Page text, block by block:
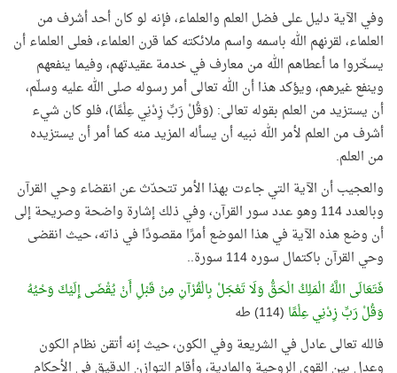
وفي الآية دليل على فضل العلم والعلماء، فإنه لو كان أحد أشرف من
العلماء، لقرنهم الله باسمه واسم ملائكته كما قرن العلماء، فعلى العلماء أن
يسخّروا ما أعطاهم الله من معارف في خدمة عقيدتهم، وفيما ينفعهم
وينفع غيرهم، ويؤكد هذا أن الله تعالى أمر رسوله صلى الله عليه وسلّم،
أن يستزيد من العلم بقوله تعالى: (وَقُلْ رَبِّ زِدْنِي عِلْمًا)، فلو كان شيء
أشرف من العلم لأمر الله نبيه أن يسأله المزيد منه كما أمر أن يستزيده
من العلم.
والعجيب أن الآية التي جاءت بهذا الأمر تتحدّث عن انقضاء وحي القرآن
وبالعدد 114 وهو عدد سور القرآن، وفي ذلك إشارة واضحة وصريحة إلى
أن وضع هذه الآية في هذا الموضع أمرًا مقصودًا في ذاته، حيث انقضى
وحي القرآن باكتمال سوره 114 سورة..
فَتَعَالَى اللَّهُ الْمَلِكُ الْحَقُّ وَلَا تَعْجَلْ بِالْقُرْآنِ مِنْ قَبْلِ أَنْ يُقْضَى إِلَيْكَ وَحْيُهُ
وَقُلْ رَبِّ زِدْنِي عِلْمًا (114) طه
فالله تعالى عادل في الشريعة وفي الكون، حيث إنه أتقن نظام الكون
وعدل بين القوى الروحية والمادية، وأقام التوازن الدقيق في الأحكام